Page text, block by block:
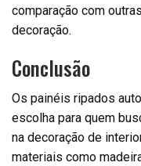
comparação com
decoração.
Conclusão
Os painéis ripados
escolha para quem
na decoração de
materiais como